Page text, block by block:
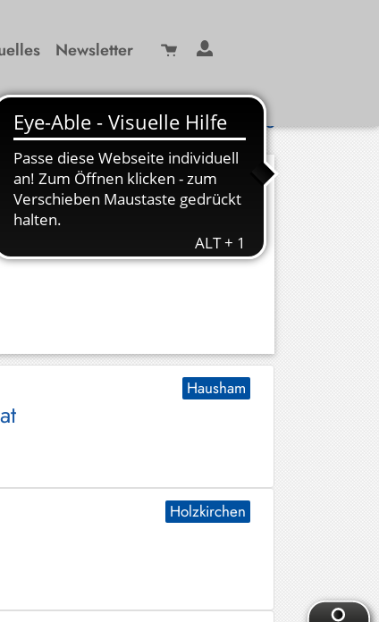
Newsletter
29-0 info(at)kbw-miesbach.de
Hausham
Holzkirchen